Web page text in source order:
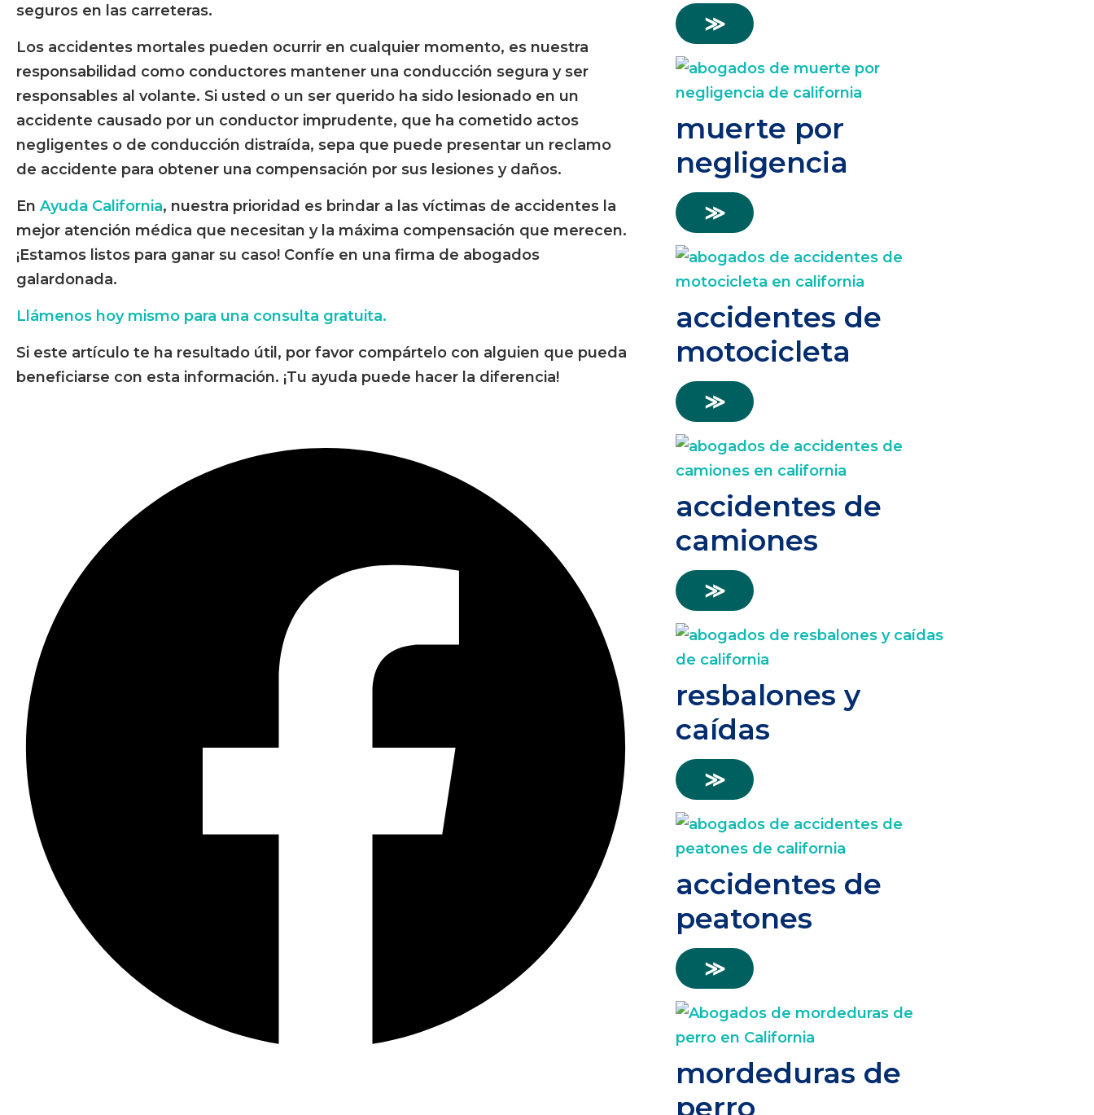
seguros en las carreteras.
Los accidentes mortales pueden ocurrir en cualquier momento, es nuestra
responsabilidad como conductores mantener una conducción segura y ser
responsables al volante. Si usted o un ser querido ha sido lesionado en un
accidente causado por un conductor imprudente, que ha cometido actos
negligentes o de conducción distraída, sepa que puede presentar un reclamo
de accidente para obtener una compensación por sus lesiones y daños.
En Ayuda California, nuestra prioridad es brindar a las víctimas de accidentes la
mejor atención médica que necesitan y la máxima compensación que merecen.
¡Estamos listos para ganar su caso! Confíe en una firma de abogados
galardonada.
Llámenos hoy mismo para una consulta gratuita.
Si este artículo te ha resultado útil, por favor compártelo con alguien que pueda
beneficiarse con esta información. ¡Tu ayuda puede hacer la diferencia!
≫
muerte por
negligencia
≫
accidentes de
motocicleta
≫
accidentes de
camiones
≫
resbalones y
caídas
≫
accidentes de
peatones
≫
mordeduras de
perro